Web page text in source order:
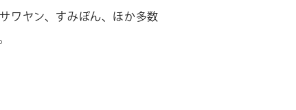
ワヤン、すみぽん、ほか多数